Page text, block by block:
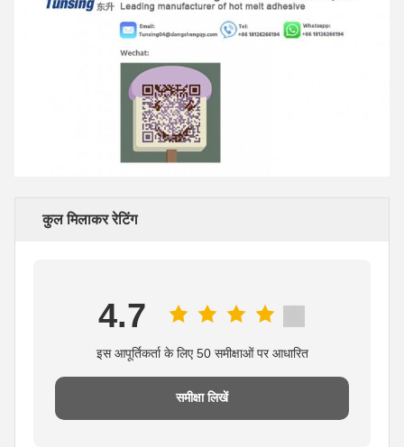
कुल मिलाकर रेटिंग
4.7
इस आपूर्तिकर्ता के लिए 50 समीक्षाओं पर आधारित
समीक्षा लिखें